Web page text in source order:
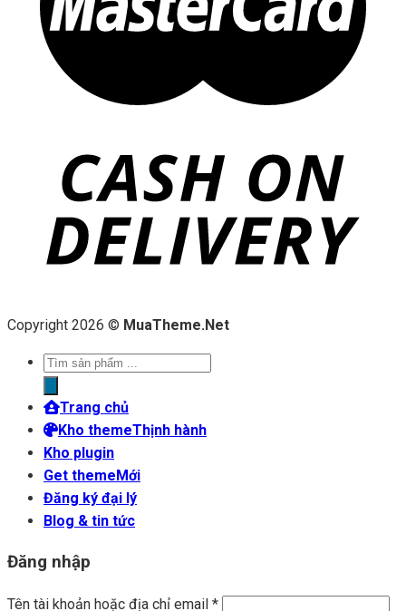
Copyright 2026 © MuaTheme.Net
Tìm
sản
phẩm
Trang chủ
Kho theme
Kho plugin
Get theme
Đăng ký đại lý
Blog & tin tức
Đăng nhập
Tên tài khoản hoặc địa chỉ email *